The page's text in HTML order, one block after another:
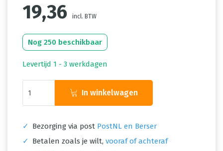
19,36 incl. BTW
Nog 250 beschikbaar
Levertijd 1 - 3 werkdagen
In winkelwagen
✓ Bezorging via post PostNL en Berser
✓
Betalen zoals je wilt, vooraf of achteraf